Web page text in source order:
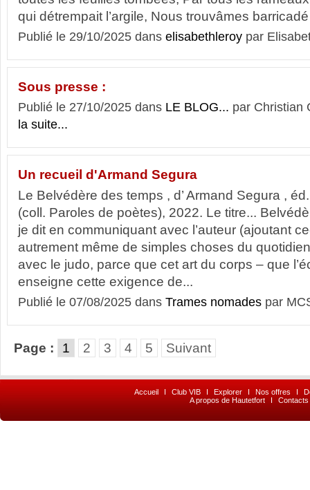
qui détrempait l’argile, Nous trouvâmes
Publié le 29/10/2025 dans elisabethleroy par
Sous presse :
Publié le 27/10/2025 dans LE BLOG... par Christian
la suite...
Un recueil d'Armand Segura
Le Belvédère des temps , d’ Armand Segura ,
(coll. Paroles de poètes), 2022. Le titre...
je dit en communiquant avec l’auteur (ajoutant
autrement même de simples choses du
avec le judo, parce que cet art du corps – que
enseigne cette exigence de...
Publié le 07/08/2025 dans Trames nomades par
Page : 1 2 3 4 5 Suivant
Accueil I Club VIB I Explorer I Nos offres I
A propos de Hautetfort
I Contacts